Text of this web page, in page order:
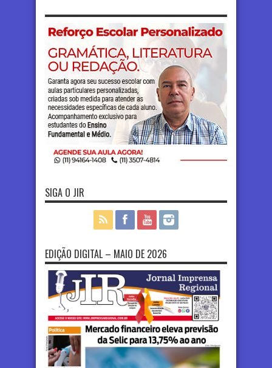
SIGA O JIR
EDIÇÃO DIGITAL – MAIO DE 2026